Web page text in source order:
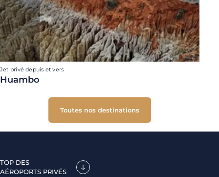
Jet privé depuis et vers
Huambo
Toutes nos destinations
TOP DES
AÉROPORTS PRIVÉS